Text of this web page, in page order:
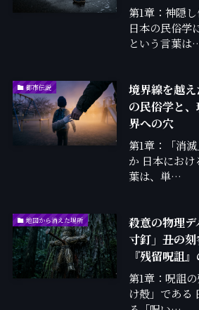
第1章：神隠
日本の民俗学
という言葉は
都市伝説
境界線を越え
の民俗学と
界への穴
第1章：「消滅
か 日本にお
葉は、単…
地図から消えた場所
殺意の物理
寸釘」――丑の
『残留呪詛
第1章：呪詛の
け殻」である